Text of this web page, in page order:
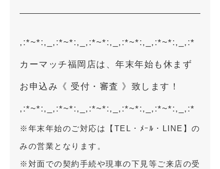
,:*~*:,_,:*~*:,_,:*~*:,_,:*~*:,_,:*~*:,_,:*
カーマッチ福岡店は、年末年始も休まず
お申込み《 受付・審査 》致します！
,:*~*:,_,:*~*:,_,:*~*:,_,:*~*:,_,:*~*:,_,:*
※年末年始のご対応は【TEL・ﾒｰﾙ・LINE】の
みの営業となります。
※対面での契約手続や現車の下見等ご来店の受